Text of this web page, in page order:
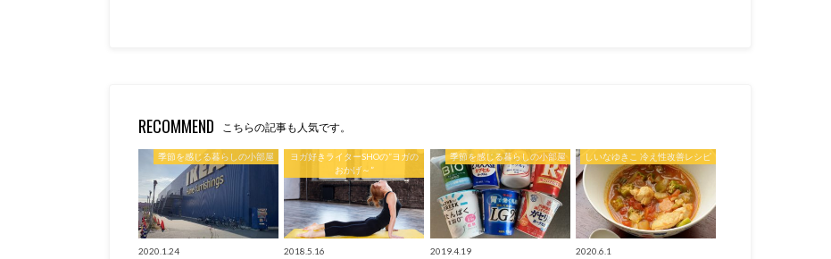
RECOMMEND こちらの記事も人気です。
季節を感じる暮らしの小部屋
2020.1.24
ヨガ好きライターSHOの”ヨガの
おかげ～”
2018.5.16
季節を感じる暮らしの小部屋
2019.4.19
しいなゆきこ 冷え性改善レシピ
2020.6.1